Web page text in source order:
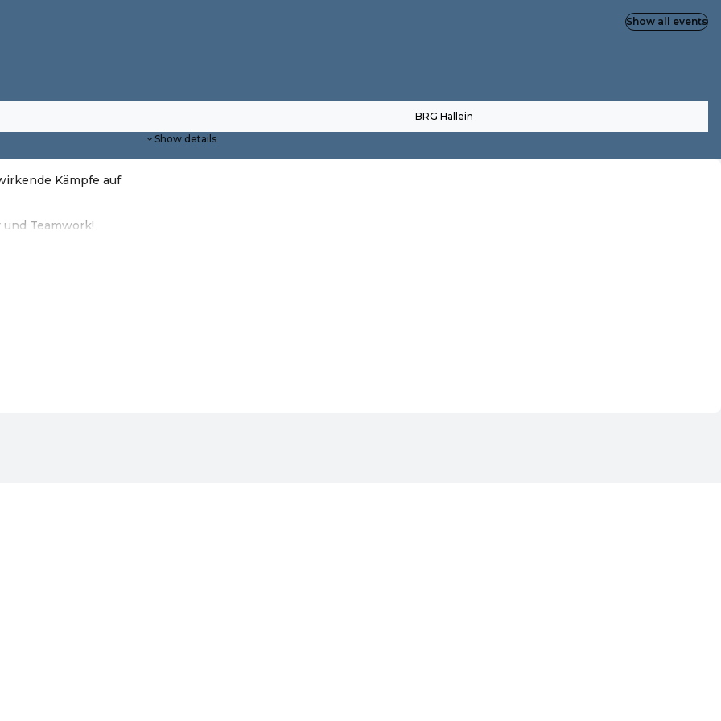
BRG Hallein
Show details
Show all events
Kämpfe auf
Teamwork!